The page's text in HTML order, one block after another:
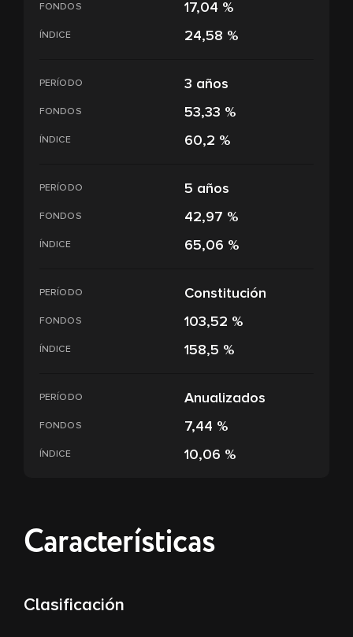
FONDOS 17,04 %
ÍNDICE 24,58 %
PERÍODO 3 años
FONDOS 53,33 %
ÍNDICE 60,2 %
PERÍODO 5 años
FONDOS 42,97 %
ÍNDICE 65,06 %
PERÍODO Constitución
FONDOS 103,52 %
ÍNDICE 158,5 %
PERÍODO Anualizados
FONDOS 7,44 %
ÍNDICE 10,06 %
Características
Clasificación